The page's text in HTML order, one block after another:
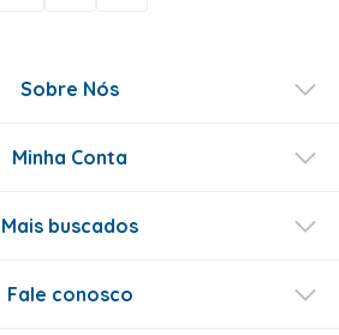
Sobre Nós
Minha Conta
Mais buscados
Fale conosco